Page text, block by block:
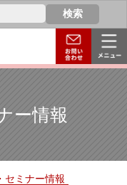
ー情報
セミナー情報